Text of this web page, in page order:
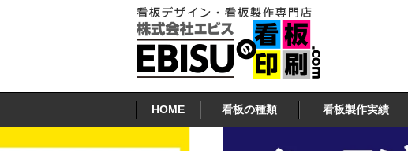
ツ
看板印刷.COM
HOME 看板の種類 看板製作実績